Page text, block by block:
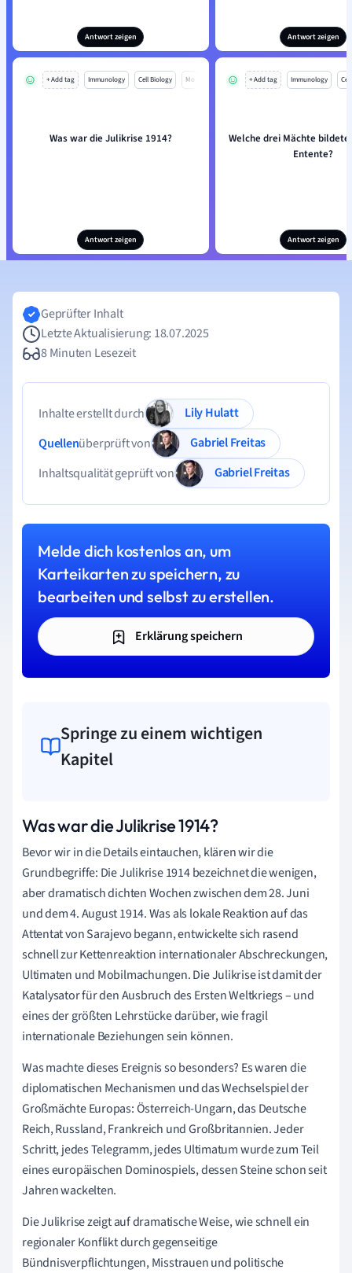
Antwort zeigen Antwort zeigen
+ Add tag Immunology Cell Biology Mo
Was war die Julikrise 1914?
Antwort zeigen
+ Add tag Immunology
Welche drei Mächte
Entente?
Antwort zeigen
Geprüfter Inhalt
Letzte Aktualisierung: 18.07.2025
8 Minuten Lesezeit
Inhalte erstellt durch
Lily Hulatt
Quellenüberprüft von
Gabriel Freitas
Inhaltsqualität geprüft von
Gabriel Freitas
Melde dich kostenlos an, um
Karteikarten zu speichern, zu
bearbeiten und selbst zu erstellen.
Erklärung speichern
Springe zu einem wichtigen
Kapitel
Was war die Julikrise 1914?
Bevor wir in die Details eintauchen, klären wir die
Grundbegriffe: Die Julikrise 1914 bezeichnet die wenigen,
aber dramatisch dichten Wochen zwischen dem 28. Juni
und dem 4. August 1914. Was als lokale Reaktion auf das
Attentat von Sarajevo begann, entwickelte sich rasend
schnell zur Kettenreaktion internationaler Abschreckungen,
Ultimaten und Mobilmachungen. Die Julikrise ist damit der
Katalysator für den Ausbruch des Ersten Weltkriegs – und
eines der größten Lehrstücke darüber, wie fragil
internationale Beziehungen sein können.
Was machte dieses Ereignis so besonders? Es waren die
diplomatischen Mechanismen und das Wechselspiel der
Großmächte Europas: Österreich-Ungarn, das Deutsche
Reich, Russland, Frankreich und Großbritannien. Jeder
Schritt, jedes Telegramm, jedes Ultimatum wurde zum Teil
eines europäischen Dominospiels, dessen Steine schon seit
Jahren wackelten.
Die Julikrise zeigt auf dramatische Weise, wie schnell ein
regionaler Konflikt durch gegenseitige
Bündnisverpflichtungen, Misstrauen und politische